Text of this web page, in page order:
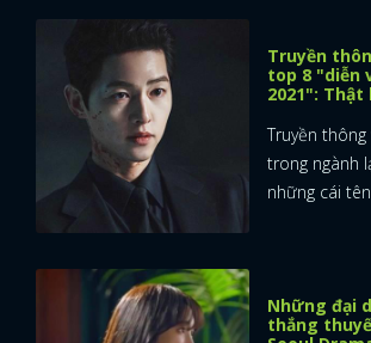
Truyền
top 8 "diễn
2021":
Truyền
trong ngành
những cái tên
Những đại
thắng